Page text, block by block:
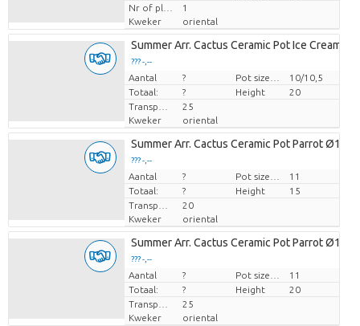
1
Kweker
oriental
Summer Arr. Cactus Ceramic Pot Ice Cream
??? -,--
Prijs per stuk
Aantal ?
10/10,5
Totaal:
? Height
20
25
Kweker
oriental
Summer Arr. Cactus Ceramic Pot Parrot
??? -,--
Prijs per stuk
Aantal ?
11
Totaal:
? Height
15
20
Kweker
oriental
Summer Arr. Cactus Ceramic Pot Parrot
??? -,--
Prijs per stuk
Aantal ?
11
Totaal:
? Height
20
25
Kweker
oriental